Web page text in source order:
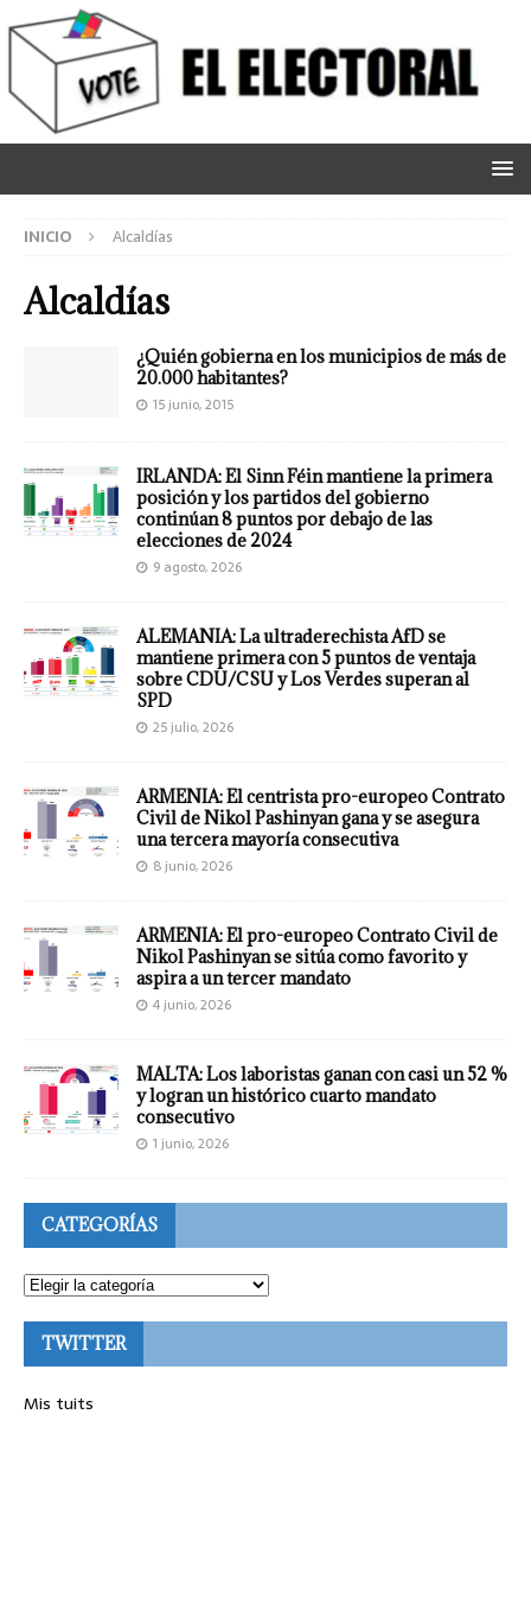
INICIO Alcaldías
Alcaldías
¿Quién gobierna en los municipios de más de
20.000 habitantes?
15 junio, 2015
IRLANDA: El Sinn Féin mantiene la primera
posición y los partidos del gobierno
continúan 8 puntos por debajo de las
elecciones de 2024
9 agosto, 2026
ALEMANIA: La ultraderechista AfD se
mantiene primera con 5 puntos de ventaja
sobre CDU/CSU y Los Verdes superan al
SPD
25 julio, 2026
ARMENIA: El centrista pro-europeo Contrato
Civil de Nikol Pashinyan gana y se asegura
una tercera mayoría consecutiva
8 junio, 2026
ARMENIA: El pro-europeo Contrato Civil de
Nikol Pashinyan se sitúa como favorito y
aspira a un tercer mandato
4 junio, 2026
MALTA: Los laboristas ganan con casi un 52 %
y logran un histórico cuarto mandato
consecutivo
1 junio, 2026
CATEGORÍAS
TWITTER
Mis tuits